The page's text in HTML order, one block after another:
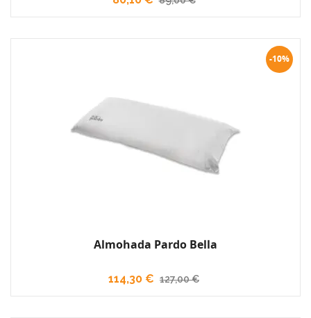
-10%
Almohada Pardo Bella
114,30 € 127,00 €